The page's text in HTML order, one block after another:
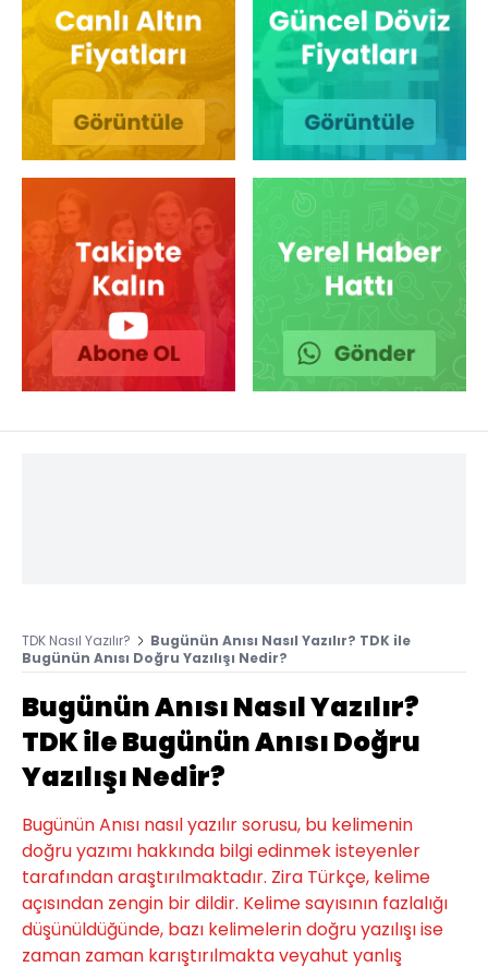
TDK Nasıl Yazılır?
Bugünün Anısı Nasıl Yazılır? TDK ile
Bugünün Anısı Doğru Yazılışı Nedir?
Bugünün Anısı Nasıl Yazılır?
TDK ile Bugünün Anısı Doğru
Yazılışı Nedir?
Bugünün Anısı nasıl yazılır sorusu, bu kelimenin
doğru yazımı hakkında bilgi edinmek isteyenler
tarafından araştırılmaktadır. Zira Türkçe, kelime
açısından zengin bir dildir. Kelime sayısının fazlalığı
düşünüldüğünde, bazı kelimelerin doğru yazılışı ise
zaman zaman karıştırılmakta veyahut yanlış